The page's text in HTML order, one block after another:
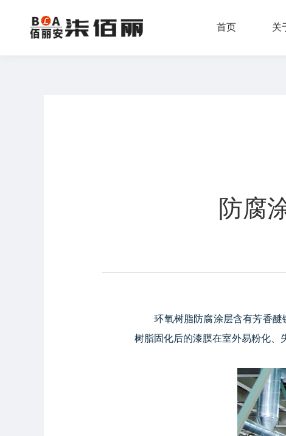
首页 关
防腐
环氧树脂防腐涂层含有芳香醚
树脂固化后的漆膜在室外易粉化、